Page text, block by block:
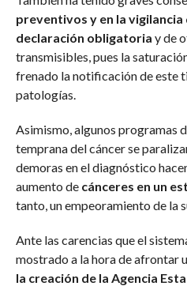
preventivos y en la
declaración obligatoria y de
transmisibles, pues la
frenado la notificación de este
patologías.
Asimismo, algunos programas
temprana del cáncer se
demoras en el diagnóstico
aumento de cánceres en un
tanto, un empeoramiento de la
Ante las carencias que el
mostrado a la hora de afrontar
la creación de la Agencia